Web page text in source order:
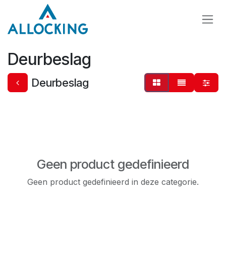
Overslaan naar inhoud
Deurbeslag
Deurbeslag
Geen product gedefinieerd
Geen product gedefinieerd in deze categorie.